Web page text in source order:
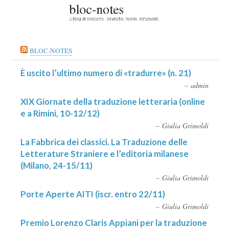
BLOC-NOTES
È uscito l’ultimo numero di «tradurre» (n. 21)
admin
XIX Giornate della traduzione letteraria (online
e a Rimini, 10-12/12)
Giulia Grimoldi
La Fabbrica dei classici. La Traduzione delle
Letterature Straniere e l’editoria milanese
(Milano, 24-15/11)
Giulia Grimoldi
Porte Aperte AITI (iscr. entro 22/11)
Giulia Grimoldi
Premio Lorenzo Claris Appiani per la traduzione